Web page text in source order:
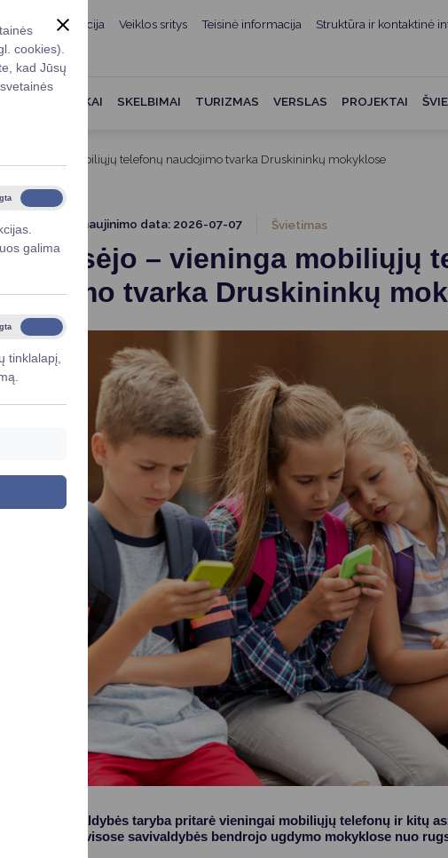
cookies).
kad Jūsų
galima
tinklalapį,
priėmimui
patarėja
Administracija
Administracinė informacija
Savivaldybės administracijos
Planavimo dokumentai
Korupcijos prevencija
Viešieji pirkimai
Lygios galimybės
Savivaldybės remiami
Finansų valdymas ir apskaita
Organizacinė struktūra
Veiklos sritys Teisinė informacija
Norminiai teisės aktai
Mero potvarkiai
teisinė pagalba
Teisės aktų pažeidimai
vertinimas
Vartotojų teisių apsauga
Pranešėjų apsauga
Asmens duomenų apsauga
Struktūra ir kontaktinė
Konsultavimasis su
Nuorodos
DRUSKININKAI SKELBIMAI TURIZMAS VERSLAS PROJEKTAI
– vieninga mobiliųjų telefonų naudojimo tvarka Druskininkų mokyklose
07-07 Atnaujinimo data: 2026-07-07 Švietimas
rugsėjo – vieninga mobiliųjų
tvarka Druskininkų
savivaldybės taryba pritarė vieningai mobiliųjų telefonų ir kitų
tvarkai visose savivaldybės bendrojo ugdymo mokyklose nuo